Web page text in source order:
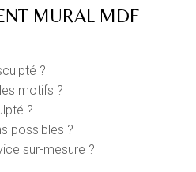
MURAL MDF
?
motifs ?
?
possibles ?
sur-mesure ?